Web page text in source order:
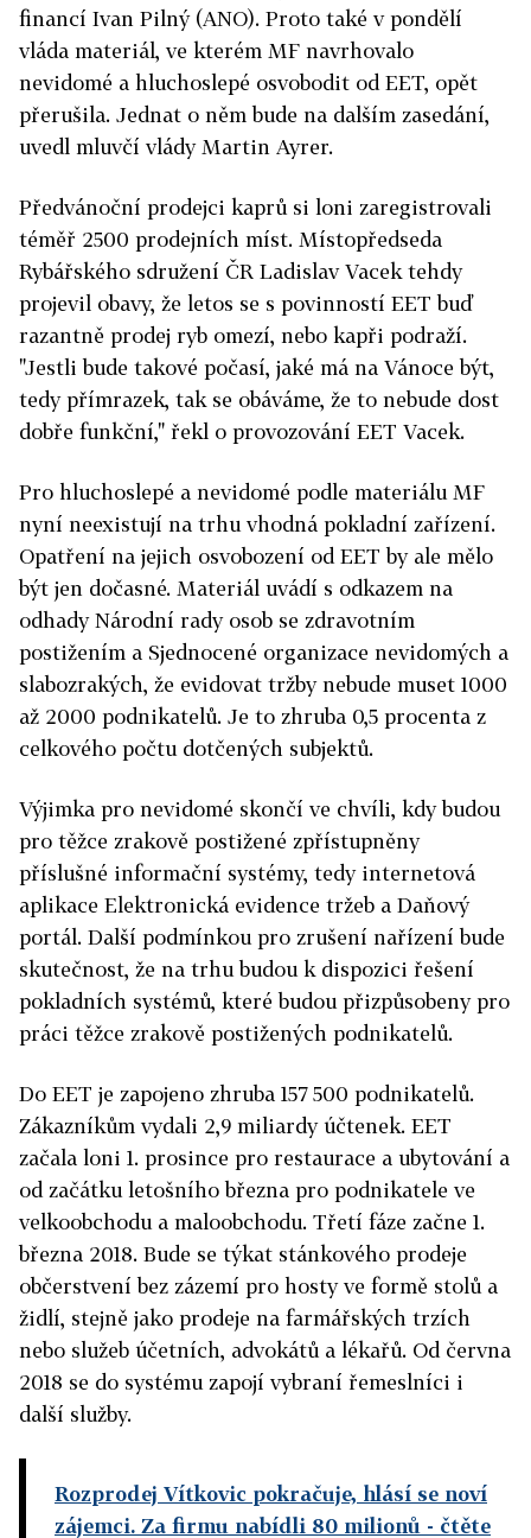
financí Ivan Pilný (ANO). Proto také v pondělí
vláda materiál, ve kterém MF navrhovalo
nevidomé a hluchoslepé osvobodit od EET, opět
přerušila. Jednat o něm bude na dalším zasedání,
uvedl mluvčí vlády Martin Ayrer.
Předvánoční prodejci kaprů si loni zaregistrovali
téměř 2500 prodejních míst. Místopředseda
Rybářského sdružení ČR Ladislav Vacek tehdy
projevil obavy, že letos se s povinností EET buď
razantně prodej ryb omezí, nebo kapři podraží.
"Jestli bude takové počasí, jaké má na Vánoce být,
tedy přímrazek, tak se obáváme, že to nebude dost
dobře funkční," řekl o provozování EET Vacek.
Pro hluchoslepé a nevidomé podle materiálu MF
nyní neexistují na trhu vhodná pokladní zařízení.
Opatření na jejich osvobození od EET by ale mělo
být jen dočasné. Materiál uvádí s odkazem na
odhady Národní rady osob se zdravotním
postižením a Sjednocené organizace nevidomých a
slabozrakých, že evidovat tržby nebude muset 1000
až 2000 podnikatelů. Je to zhruba 0,5 procenta z
celkového počtu dotčených subjektů.
Výjimka pro nevidomé skončí ve chvíli, kdy budou
pro těžce zrakově postižené zpřístupněny
příslušné informační systémy, tedy internetová
aplikace Elektronická evidence tržeb a Daňový
portál. Další podmínkou pro zrušení nařízení bude
skutečnost, že na trhu budou k dispozici řešení
pokladních systémů, které budou přizpůsobeny pro
práci těžce zrakově postižených podnikatelů.
Do EET je zapojeno zhruba 157 500 podnikatelů.
Zákazníkům vydali 2,9 miliardy účtenek. EET
začala loni 1. prosince pro restaurace a ubytování a
od začátku letošního března pro podnikatele ve
velkoobchodu a maloobchodu. Třetí fáze začne 1.
března 2018. Bude se týkat stánkového prodeje
občerstvení bez zázemí pro hosty ve formě stolů a
židlí, stejně jako prodeje na farmářských trzích
nebo služeb účetních, advokátů a lékařů. Od června
2018 se do systému zapojí vybraní řemeslníci i
další služby.
Rozprodej Vítkovic pokračuje, hlásí se noví
zájemci. Za firmu nabídli 80 milionů - čtěte